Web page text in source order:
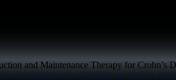
and Maintenance Therapy for Crohn’s